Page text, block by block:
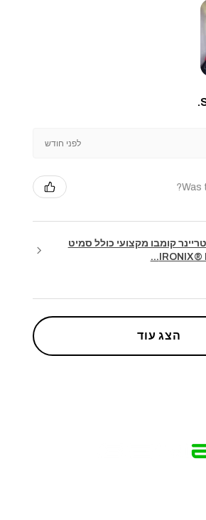
לפני חודש
Was
קומבו מקצועי כולל סמיט
הצג עוד